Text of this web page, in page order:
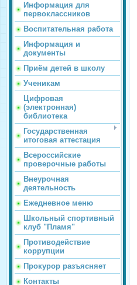
Информация для
первоклассников
Воспитательная работа
Информация и
документы
Приём детей в школу
Ученикам
Цифровая
(электронная)
библиотека
Государственная
итоговая аттестация
Всероссийские
проверочные работы
Внеурочная
деятельность
Ежедневное меню
Школьный спортивный
клуб "Пламя"
Противодействие
коррупции
Прокурор разъясняет
Контакты